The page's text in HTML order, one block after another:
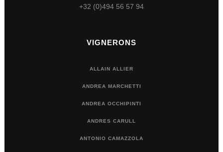
+32 (0)494 56 57 94
VIGNERONS
ALLAIN ALLIER
ANDREA MARCHETTI
ANDREA OCCHIPINTI
ANDRES CARULL
ANTONIO CAMAZZOLA